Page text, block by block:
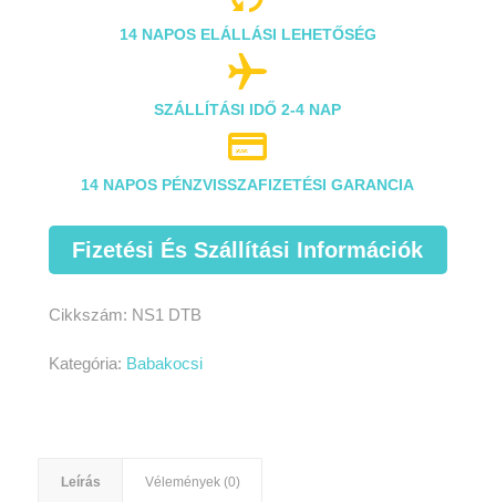
14 NAPOS ELÁLLÁSI LEHETŐSÉG

SZÁLLÍTÁSI IDŐ 2-4 NAP

14 NAPOS PÉNZVISSZAFIZETÉSI GARANCIA
Fizetési És Szállítási Információk
Cikkszám: NS1 DTB
Kategória: Babakocsi
Leírás Vélemények (0)